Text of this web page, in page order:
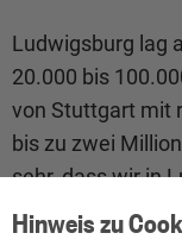
Ludwigsburg lag
20.000 bis
von Stuttgart mit
bis zu zwei
sehr, dass wir in
gemeinsamen
Hinweis zu